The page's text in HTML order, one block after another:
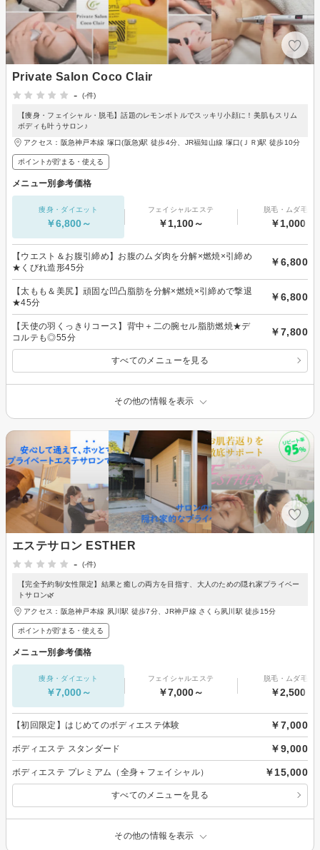
Private Salon Coco Clair
-
(-件)
【痩身・フェイシャル・脱毛】話題のレモンボトルでスッキリ小顔に！美肌もスリム
ボディも叶うサロン♪
アクセス：阪急神戸本線 塚口(阪急)駅 徒歩4分、JR福知山線 塚口(ＪＲ)駅 徒歩10分
ポイントが貯まる・使える
メニュー別参考価格
痩身・ダイエット
￥6,800～
フェイシャルエステ
￥1,100～
脱毛・ムダ毛処
￥1,000～
【ウエスト＆お腹引締め】お腹のムダ肉を分解×燃焼×引締め
★くびれ造形45分
￥6,800
【太もも＆美尻】頑固な凹凸脂肪を分解×燃焼×引締めで撃退
★45分
￥6,800
【天使の羽くっきりコース】背中＋二の腕セル脂肪燃焼★デ
コルテも◎55分
￥7,800
すべてのメニューを見る
その他の情報を表示
エステサロン ESTHER
-
(-件)
【完全予約制/女性限定】結果と癒しの両方を目指す、大人のための隠れ家プライベー
トサロン🌿
アクセス：阪急神戸本線 夙川駅 徒歩7分、JR神戸線 さくら夙川駅 徒歩15分
ポイントが貯まる・使える
メニュー別参考価格
痩身・ダイエット
￥7,000～
フェイシャルエステ
￥7,000～
脱毛・ムダ毛処
￥2,500～
【初回限定】はじめてのボディエステ体験 ￥7,000
ボディエステ スタンダード ￥9,000
ボディエステ プレミアム（全身＋フェイシャル） ￥15,000
すべてのメニューを見る
その他の情報を表示